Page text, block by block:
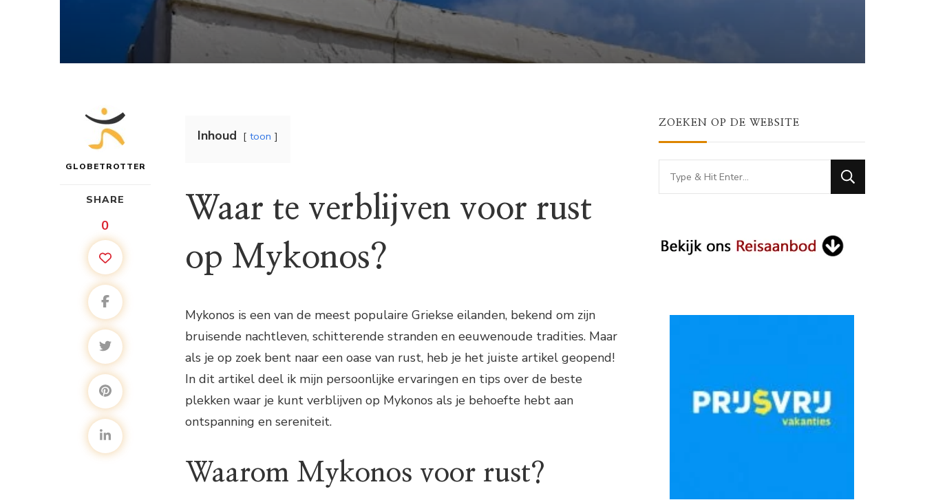
GLOBETROTTER
SHARE
0
Inhoud toon
Waar te verblijven voor rust
op Mykonos?
Mykonos is een van de meest populaire Griekse eilanden, bekend om zijn
bruisende nachtleven, schitterende stranden en eeuwenoude tradities. Maar
als je op zoek bent naar een oase van rust, heb je het juiste artikel geopend!
In dit artikel deel ik mijn persoonlijke ervaringen en tips over de beste
plekken waar je kunt verblijven op Mykonos als je behoefte hebt aan
ontspanning en sereniteit.
Waarom Mykonos voor rust?
ZOEKEN OP DE WEBSITE
Looking
for